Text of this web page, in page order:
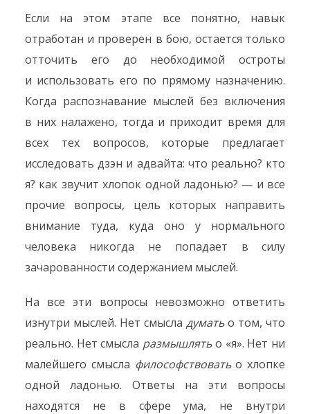
Если на этом этапе все понятно, навык
отработан и проверен в бою, остается только
отточить его до необходимой остроты
и использовать его по прямому назначению.
Когда распознавание мыслей без включения
в них налажено, тогда и приходит время для
всех тех вопросов, которые предлагает
исследовать дзэн и адвайта: что реально? кто
я? как звучит хлопок одной ладонью? — и все
прочие вопросы, цель которых направить
внимание туда, куда оно у нормального
человека никогда не попадает в силу
зачарованности содержанием мыслей.
На все эти вопросы невозможно ответить
изнутри мыслей. Нет смысладуматьо том, что
реально. Нет смысла размышлятьо «я». Нет ни
малейшего смысла философствоватьо хлопке
одной ладонью. Ответы на эти вопросы
находятся не в сфере ума, не внутри